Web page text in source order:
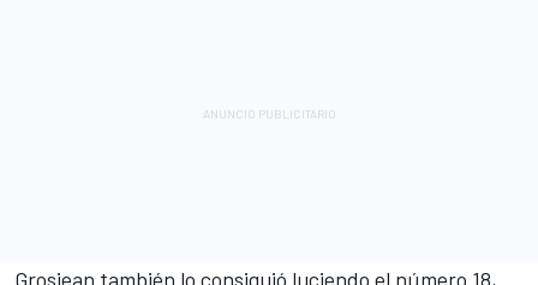
Grosjean también lo consiguió luciendo el número 18,